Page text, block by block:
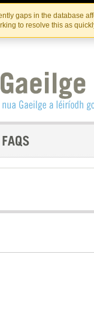
gaps in the database
to resolve this as